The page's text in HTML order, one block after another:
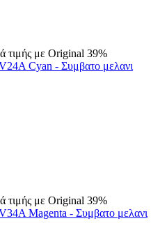
τιμής με Original 39%
Cyan - Συμβατο μελανι
τιμής με Original 39%
Magenta - Συμβατο μελανι